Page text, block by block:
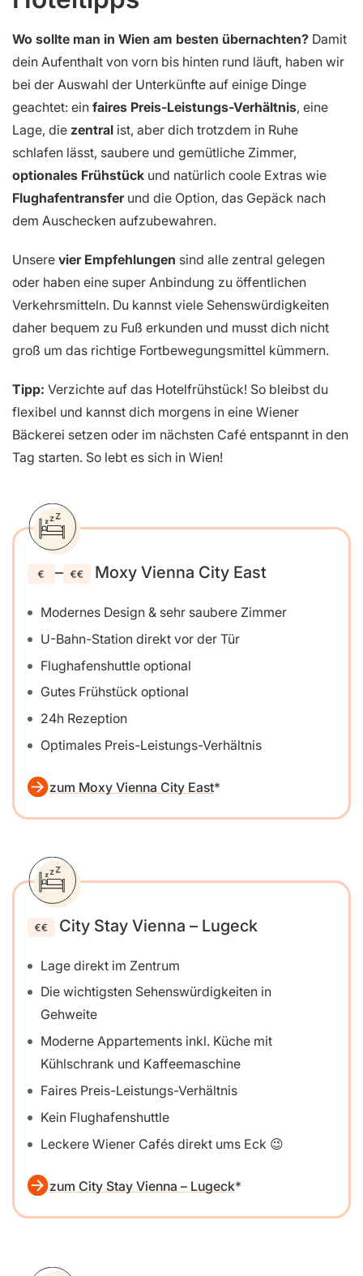
Wo sollte man in Wien am besten übernachten? Damit
dein Aufenthalt von vorn bis hinten rund läuft, haben wir
bei der Auswahl der Unterkünfte auf einige Dinge
geachtet: ein faires Preis-Leistungs-Verhältnis, eine
Lage, die zentral ist, aber dich trotzdem in Ruhe
schlafen lässt, saubere und gemütliche Zimmer,
optionales Frühstück und natürlich coole Extras wie
Flughafentransferund die Option, das Gepäck nach
dem Auschecken aufzubewahren.
Unsere vier Empfehlungen sind alle zentral gelegen
oder haben eine super Anbindung zu öffentlichen
Verkehrsmitteln. Du kannst viele Sehenswürdigkeiten
daher bequem zu Fuß erkunden und musst dich nicht
groß um das richtige Fortbewegungsmittel kümmern.
Tipp: Verzichte auf das Hotelfrühstück! So bleibst du
flexibel und kannst dich morgens in eine Wiener
Bäckerei setzen oder im nächsten Café entspannt in den
Tag starten. So lebt es sich in Wien!
– Moxy Vienna City East
Modernes Design & sehr saubere Zimmer
U-Bahn-Station direkt vor der Tür
Flughafenshuttle optional
Gutes Frühstück optional
24h Rezeption
Optimales Preis-Leistungs-Verhältnis
zum Moxy Vienna City East
City Stay Vienna – Lugeck
Lage direkt im Zentrum
Die wichtigsten Sehenswürdigkeiten in
Gehweite
Moderne Appartements inkl. Küche mit
Kühlschrank und Kaffeemaschine
Faires Preis-Leistungs-Verhältnis
Kein Flughafenshuttle
Leckere Wiener Cafés direkt ums Eck 😉
zum City Stay Vienna – Lugeck